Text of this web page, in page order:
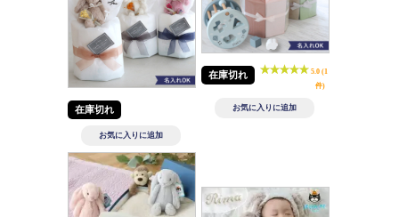
在庫切れ
在庫切れ
5.0 (1
件)